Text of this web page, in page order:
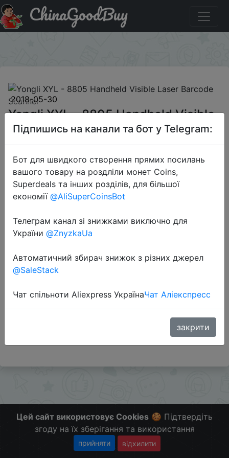
Придбати Yongli XYL - 8805 Handheld Visible Laser
Barcode Scanner
ChinaGoodBuy
2018-05-30
Yongli XYL - 8805 Handheld Visible
Laser Barcode Scanner
$19.99
Перейти до магазину
Додаткова інформація відсутня.
Слідкуйте за знижками на мобільному, в телеграм
Цей сайт використовує Cookies 🍪 Підтвердіть
згоду на їх зберігання та використання
прийняти відхилити
Підпишись на канали та бот у Telegram:
Бот для швидкого створення прямих посилань
вашого товару на роздліли монет Coins,
Superdeals та інших розділів, для більшої
економії @AliSuperCoinsBot
Телеграм канал зі знижками виключно для
України @ZnyzkaUa
Автоматичний збирач знижок з різних джерел
@SaleStack
Чат спільноти Aliexpress УкраїнаЧат Аліекспресс
закрити